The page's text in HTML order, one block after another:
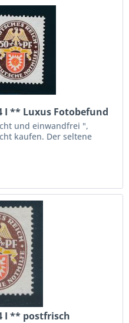
I ** Luxus Fotobefund
und einwandfrei ",
kaufen. Der seltene
I ** postfrisch